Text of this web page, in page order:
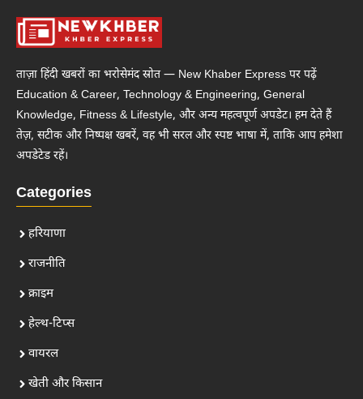
ताज़ा हिंदी खबरों का भरोसेमंद स्रोत — New Khaber Express पर पढ़ें
Education & Career, Technology & Engineering, General
Knowledge, Fitness & Lifestyle, और अन्य महत्वपूर्ण अपडेट। हम देते हैं
तेज़, सटीक और निष्पक्ष खबरें, वह भी सरल और स्पष्ट भाषा में, ताकि आप हमेशा
अपडेटेड रहें।
Categories
हरियाणा
राजनीति
क्राइम
हेल्थ-टिप्स
वायरल
खेती और किसान